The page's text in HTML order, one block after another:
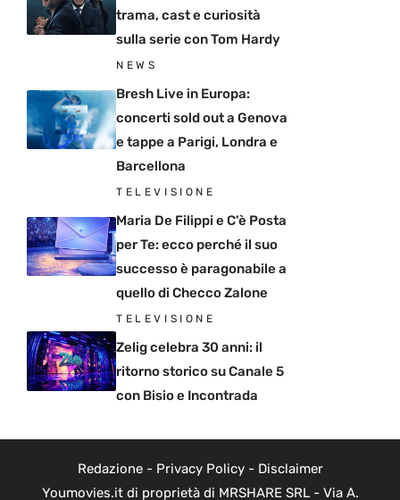
trama, cast e curiosità
sulla serie con Tom Hardy
NEWS
Bresh Live in Europa:
concerti sold out a Genova
e tappe a Parigi, Londra e
Barcellona
TELEVISIONE
Maria De Filippi e C’è Posta
per Te: ecco perché il suo
successo è paragonabile a
quello di Checco Zalone
TELEVISIONE
Zelig celebra 30 anni: il
ritorno storico su Canale 5
con Bisio e Incontrada
Redazione- Privacy Policy- Disclaimer
Youmovies.it di proprietà di MRSHARE SRL - Via A.